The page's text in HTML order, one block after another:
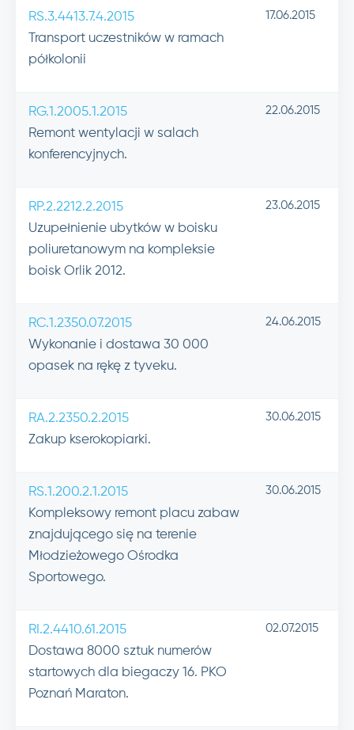
RS.3.4413.7.4.2015
Transport uczestników w ramach
półkolonii
17.06.2015
RG.1.2005.1.2015
Remont wentylacji w salach
konferencyjnych.
22.06.2015
RP.2.2212.2.2015
Uzupełnienie ubytków w boisku
poliuretanowym na kompleksie
boisk Orlik 2012.
23.06.2015
RC.1.2350.07.2015
Wykonanie i dostawa 30 000
opasek na rękę z tyveku.
24.06.2015
RA.2.2350.2.2015
Zakup kserokopiarki.
30.06.2015
RS.1.200.2.1.2015
Kompleksowy remont placu zabaw
znajdującego się na terenie
Młodzieżowego Ośrodka
Sportowego.
30.06.2015
RI.2.4410.61.2015
Dostawa 8000 sztuk numerów
startowych dla biegaczy 16. PKO
Poznań Maraton.
02.07.2015